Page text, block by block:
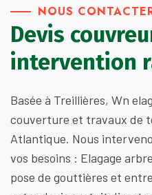
NOUS
Devis
intervention
Basée à Treillières, Wn
couverture et travaux de
Atlantique. Nous
vos besoins : Elagage
pose de gouttières et